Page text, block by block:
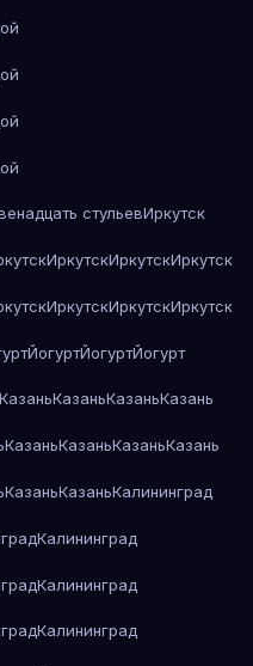
стульевИркутск
ИркутскИркутскИркутск
ИркутскИркутскИркутск
ЙогуртЙогуртЙогурт
КазаньКазаньКазаньКазань
КазаньКазаньКазаньКазань
КазаньКазаньКалининград
Калининград
Калининград
Калининград